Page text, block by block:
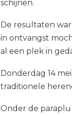
schijnen.
De resultaten
in ontvangst
al een plek in
Donderdag 14
traditionele
Onder de paraplu